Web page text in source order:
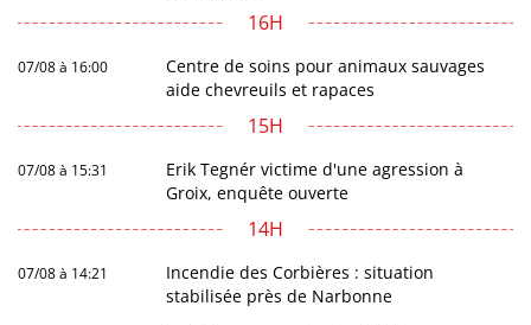
16H
07/08 à 16:00
Centre de soins pour animaux sauvages
aide chevreuils et rapaces
15H
07/08 à 15:31
Erik Tegnér victime d'une agression à
Groix, enquête ouverte
14H
07/08 à 14:21
Incendie des Corbières : situation
stabilisée près de Narbonne